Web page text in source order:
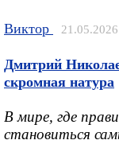
Виктор 21.05.2026
Дмитрий
скромная натура
В мире, где
становиться